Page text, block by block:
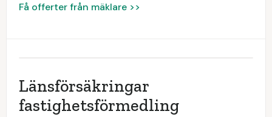
Få offerter från mäklare >>
Länsförsäkringar
fastighetsförmedling